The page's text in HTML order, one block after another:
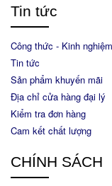
Tin tức
Công thức - Kinh nghiệm
Tin tức
Sản phẩm khuyến mãi
Địa chỉ cửa hàng đại lý
Kiểm tra đơn hàng
Cam kết chất lượng
CHÍNH SÁCH